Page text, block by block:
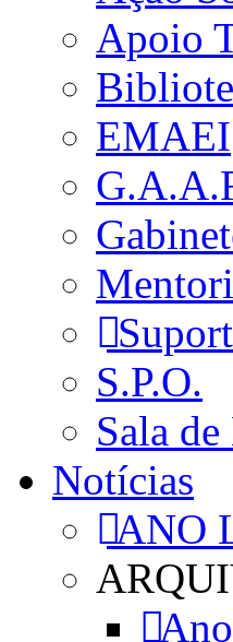
Apoio
EMAEI
S.P.O.
Sala
Notícias
ANO